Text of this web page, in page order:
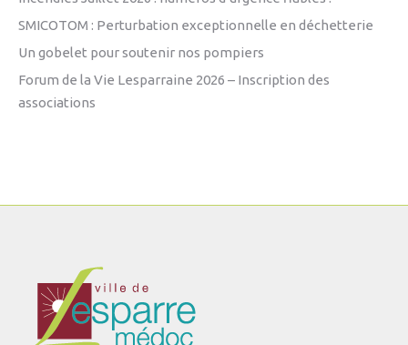
SMICOTOM : Perturbation exceptionnelle en déchetterie
Un gobelet pour soutenir nos pompiers
Forum de la Vie Lesparraine 2026 – Inscription des
associations